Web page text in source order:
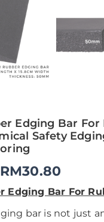
Edging Bar For
Safety
RM30.80
Edging Bar For
bar is not just